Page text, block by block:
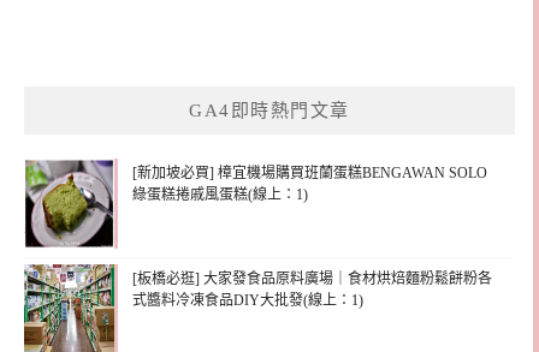
GA4即時熱門文章
[新加坡必買] 樟宜機場購買班蘭蛋糕BENGAWAN SOLO
綠蛋糕捲戚風蛋糕(線上：1)
[板橋必逛] 大家發食品原料廣場｜食材烘焙麵粉鬆餅粉各
式醬料冷凍食品DIY大批發(線上：1)